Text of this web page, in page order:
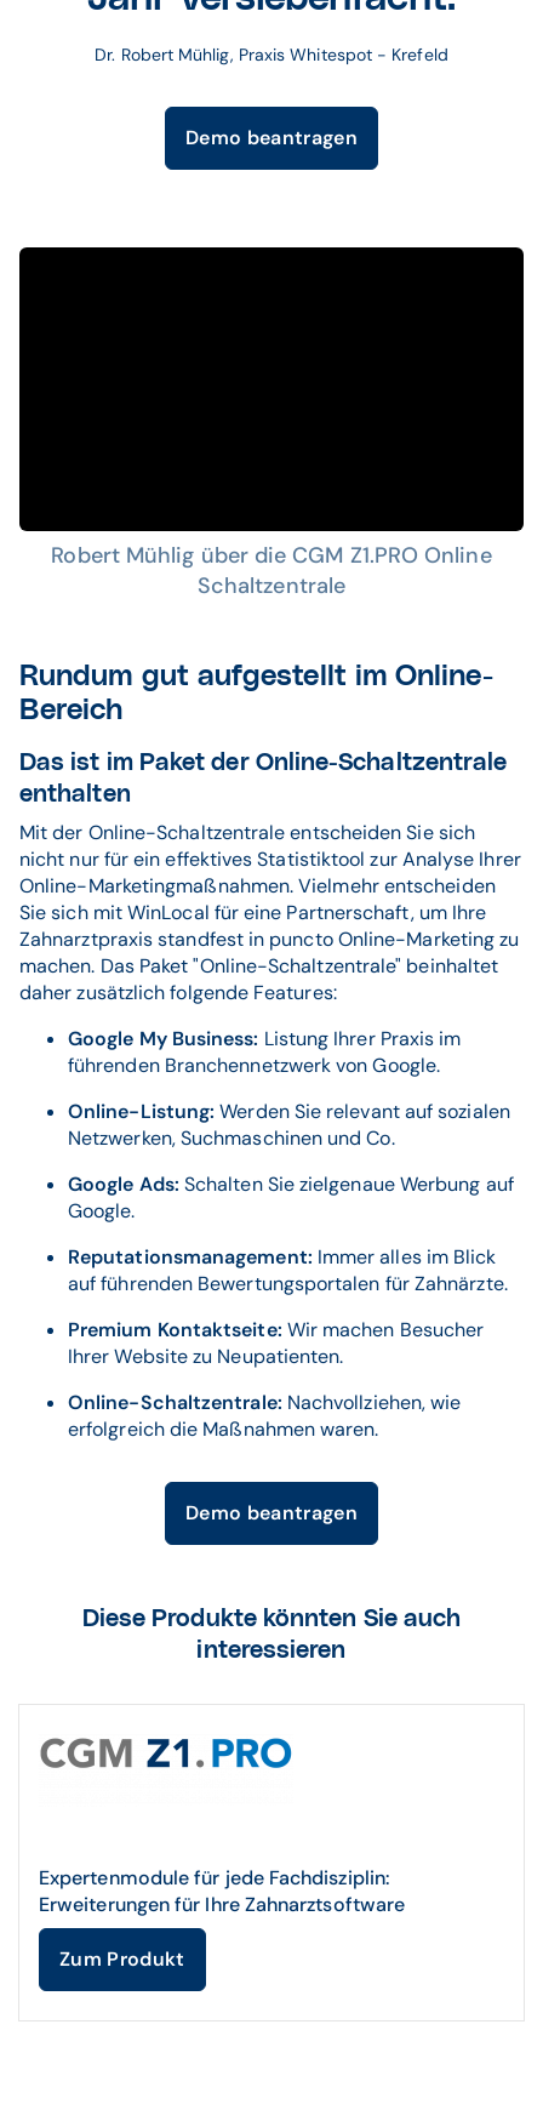
Dr. Robert Mühlig, Praxis Whitespot - Krefeld
Demo beantragen
Robert Mühlig über die CGM Z1.PRO Online
Schaltzentrale
Rundum gut aufgestellt im Online-
Bereich
Das ist im Paket der Online-Schaltzentrale
enthalten
Mit der Online-Schaltzentrale entscheiden Sie sich
nicht nur für ein effektives Statistiktool zur Analyse Ihrer
Online-Marketingmaßnahmen. Vielmehr entscheiden
Sie sich mit WinLocal für eine Partnerschaft, um Ihre
Zahnarztpraxis standfest in puncto Online-Marketing zu
machen. Das Paket "Online-Schaltzentrale" beinhaltet
daher zusätzlich folgende Features:
Google My Business: Listung Ihrer Praxis im
führenden Branchennetzwerk von Google.
Online-Listung: Werden Sie relevant auf sozialen
Netzwerken, Suchmaschinen und Co.
Google Ads: Schalten Sie zielgenaue Werbung auf
Google.
Reputationsmanagement: Immer alles im Blick
auf führenden Bewertungsportalen für Zahnärzte.
Premium Kontaktseite: Wir machen Besucher
Ihrer Website zu Neupatienten.
Online-Schaltzentrale: Nachvollziehen, wie
erfolgreich die Maßnahmen waren.
Demo beantragen
Diese Produkte könnten Sie auch
interessieren
Expertenmodule für jede Fachdisziplin:
Erweiterungen für Ihre Zahnarztsoftware
Zum Produkt